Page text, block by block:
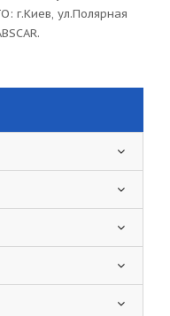
г.Киев, ул.Полярная